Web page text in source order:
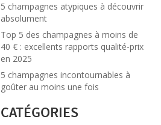
5 champagnes atypiques à découvrir
absolument
Top 5 des champagnes à moins de
40 € : excellents rapports qualité-prix
en 2025
5 champagnes incontournables à
goûter au moins une fois
CATÉGORIES